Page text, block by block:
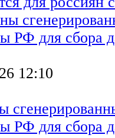
12:10
РФ для сбора